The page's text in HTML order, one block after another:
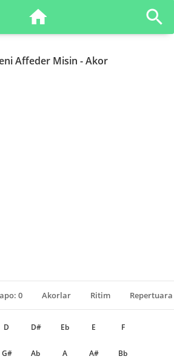
Affeder Misin - Akor
0 Akorlar Ritim Repertuara
D D# Eb E F
G# Ab A A# Bb